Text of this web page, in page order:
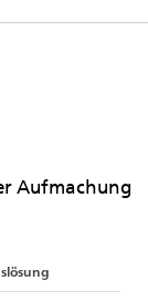
Aufmachung